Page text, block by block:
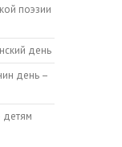
поэзии
день
день –
детям